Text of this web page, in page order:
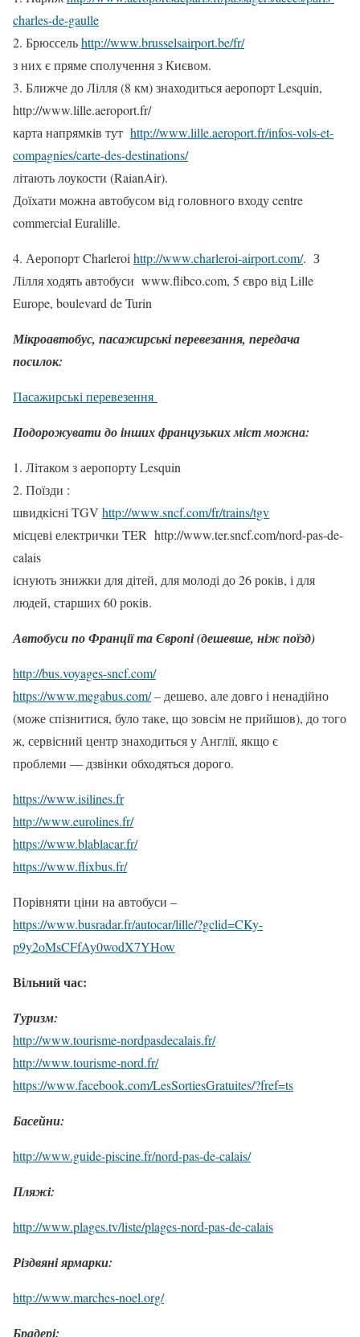
charles-de-gaulle
2. Брюссельhttp://www.brusselsairport.be/fr/
з них є пряме сполучення з Києвом.
3. Ближче до Лілля (8 км) знаходиться аеропорт Lesquin,
http://www.lille.aeroport.fr/
карта напрямків тут http://www.lille.aeroport.fr/infos-vols-et-
compagnies/carte-des-destinations/
літають лоукости (RaianAir).
Доїхати можна автобусом від головного входу centre
commercial Euralille.
4. Аеропорт Charleroi http://www.charleroi-airport.com/. З
Лілля ходять автобуси www.flibco.com, 5 євро від Lille
Europe, boulevard de Turin
Мікроавтобус, пасажирські перевезання, передача
посилок:
Пасажирські перевезення
Подорожувати до інших французьких міст можна:
1. Літаком з аеропорту Lesquin
2. Поїзди :
швидкісні TGV http://www.sncf.com/fr/trains/tgv
місцеві електрички TER http://www.ter.sncf.com/nord-pas-de-
calais
існують знижки для дітей, для молоді до 26 років, і для
людей, старших 60 років.
Автобуси по Франції та Європі (дешевше, ніж поїзд)
http://bus.voyages-sncf.com/
https://www.megabus.com/– дешево, але довго і ненадійно
(може спізнитися, було таке, що зовсім не прийшов), до того
ж, сервісний центр знаходиться у Англії, якщо є
проблеми — дзвінки обходяться дорого.
https://www.isilines.fr
http://www.eurolines.fr/
https://www.blablacar.fr/
https://www.flixbus.fr/
Порівняти ціни на автобуси –
https://www.busradar.fr/autocar/lille/?gclid=CKy-
p9y2oMsCFfAy0wodX7YHow
Вільний час:
Tуризм:
http://www.tourisme-nordpasdecalais.fr/
http://www.tourisme-nord.fr/
https://www.facebook.com/LesSortiesGratuites/?fref=ts
Басейни:
http://www.guide-piscine.fr/nord-pas-de-calais/
Пляжі:
http://www.plages.tv/liste/plages-nord-pas-de-calais
Різдвяні ярмарки:
http://www.marches-noel.org/
Брадері: